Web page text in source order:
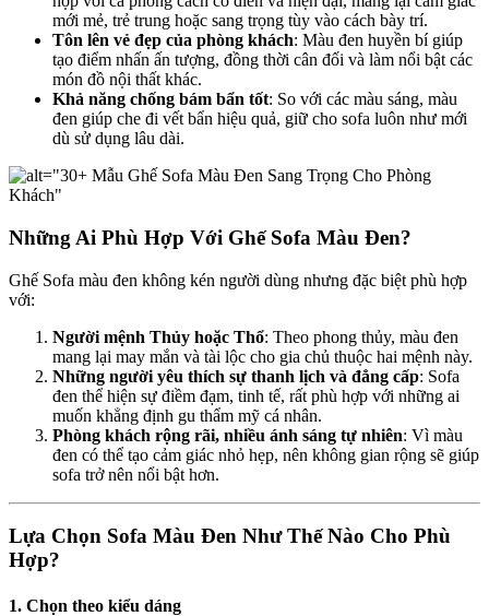
mới mẻ, trẻ trung hoặc sang trọng tùy vào cách bày trí.
Tôn lên vẻ đẹp của phòng khách: Màu đen huyền bí giúp
tạo điểm nhấn ấn tượng, đồng thời cân đối và làm nổi bật các
món đồ nội thất khác.
Khả năng chống bám bẩn tốt: So với các màu sáng, màu
đen giúp che đi vết bẩn hiệu quả, giữ cho sofa luôn như mới
dù sử dụng lâu dài.
Những Ai Phù Hợp Với Ghế Sofa Màu Đen?
Ghế Sofa màu đen không kén người dùng nhưng đặc biệt phù hợp
với:
Người mệnh Thủy hoặc Thổ: Theo phong thủy, màu đen
mang lại may mắn và tài lộc cho gia chủ thuộc hai mệnh này.
Những người yêu thích sự thanh lịch và đẳng cấp: Sofa
đen thể hiện sự điềm đạm, tinh tế, rất phù hợp với những ai
muốn khẳng định gu thẩm mỹ cá nhân.
Phòng khách rộng rãi, nhiều ánh sáng tự nhiên: Vì màu
đen có thể tạo cảm giác nhỏ hẹp, nên không gian rộng sẽ giúp
sofa trở nên nổi bật hơn.
Lựa Chọn Sofa Màu Đen Như Thế Nào Cho Phù
Hợp?
1. Chọn theo kiểu dáng